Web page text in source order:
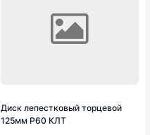
Диск лепестковый торцевой
125мм Р60 КЛТ